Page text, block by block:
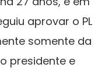
aprovar o PL
somente da
presidente e